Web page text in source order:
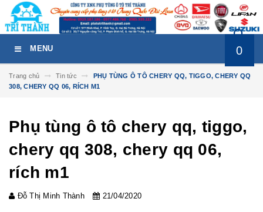
MENU 0
Trang chủ Tin tức
PHỤ TÙNG Ô TÔ CHERY QQ, TIGGO, CHERY QQ
308, CHERY QQ 06, RÍCH M1
Phụ tùng ô tô chery qq, tiggo,
chery qq 308, chery qq 06,
rích m1
Đỗ Thị Minh Thành 21/04/2020